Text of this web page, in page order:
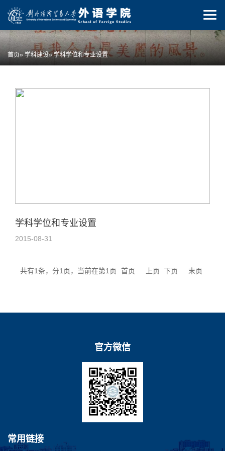
首页» 学科建设» 学科学位和专业设置
学科学位和专业设置
2015-08-31
共有1条，分1页，当前在第1页 首页 上页 下页 末页
官方微信
常用链接